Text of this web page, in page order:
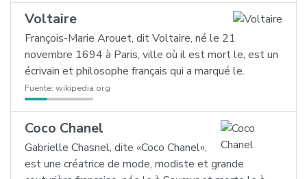
Voltaire
François-Marie Arouet, dit Voltaire, né le 21
novembre 1694 à Paris, ville où il est mort le, est un
écrivain et philosophe français qui a marqué le.
Fuente: wikipedia.org
Coco Chanel
Gabrielle Chasnel, dite «Coco Chanel»,
est une créatrice de mode, modiste et grande